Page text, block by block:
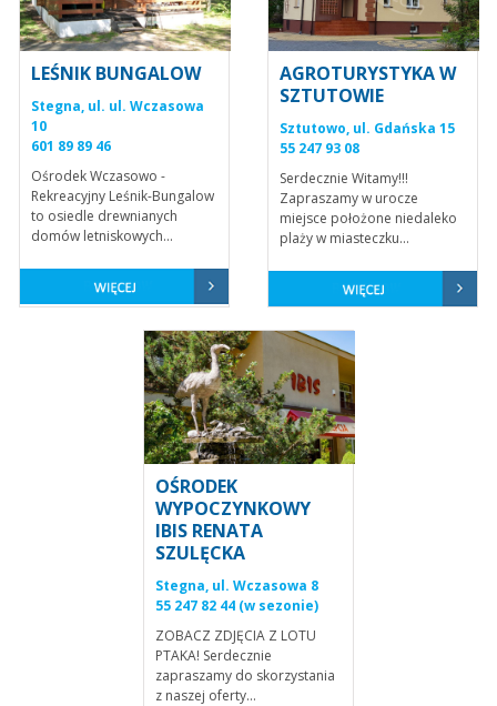
LEŚNIK BUNGALOW
Stegna, ul. ul. Wczasowa
10
601 89 89 46
Ośrodek Wczasowo -
Rekreacyjny Leśnik-Bungalow
to osiedle drewnianych
domów letniskowych...
AGROTURYSTYKA W
SZTUTOWIE
Sztutowo, ul. Gdańska 15
55 247 93 08
Serdecznie Witamy!!!
Zapraszamy w urocze
miejsce położone niedaleko
plaży w miasteczku...
OŚRODEK
WYPOCZYNKOWY
IBIS RENATA
SZULĘCKA
Stegna, ul. Wczasowa 8
55 247 82 44 (w sezonie)
ZOBACZ ZDJĘCIA Z LOTU
PTAKA! Serdecznie
zapraszamy do skorzystania
z naszej oferty...